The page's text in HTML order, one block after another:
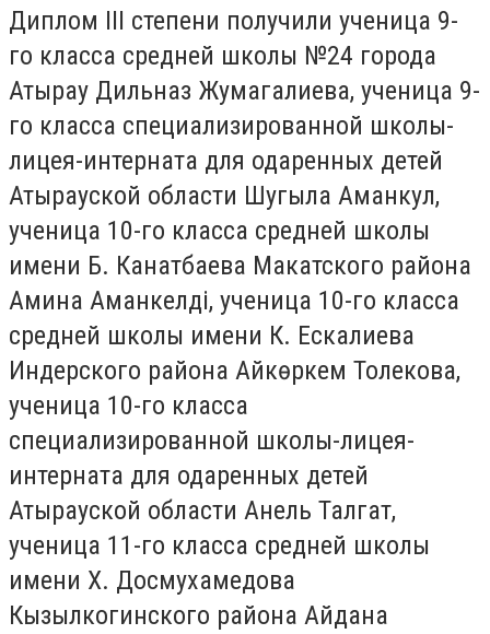
Диплом III степени получили ученица 9-
го класса средней школы №24 города
Атырау Дильназ Жумагалиева, ученица 9-
го класса специализированной школы-
лицея-интерната для одаренных детей
Атырауской области Шугыла Аманкул,
ученица 10-го класса средней школы
имени Б. Канатбаева Макатского района
Амина Аманкелді, ученица 10-го класса
средней школы имени К. Ескалиева
Индерского района Айкөркем Толекова,
ученица 10-го класса
специализированной школы-лицея-
интерната для одаренных детей
Атырауской области Анель Талгат,
ученица 11-го класса средней школы
имени Х. Досмухамедова
Кызылкогинского района Айдана